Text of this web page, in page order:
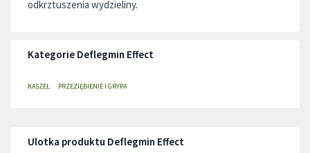
odkrztuszenia wydzieliny.
Kategorie Deflegmin Effect
KASZEL PRZEZIĘBIENIE I GRYPA
Ulotka produktu Deflegmin Effect